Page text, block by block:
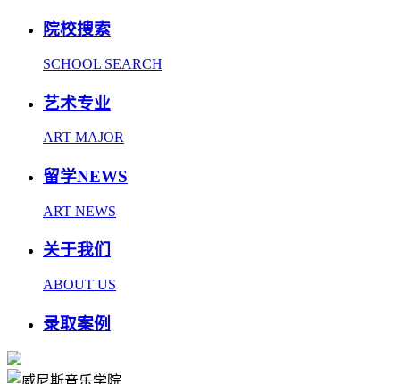
院校搜索
SCHOOL SEARCH
艺术专业
ART MAJOR
留学NEWS
ART NEWS
关于我们
ABOUT US
录取案例